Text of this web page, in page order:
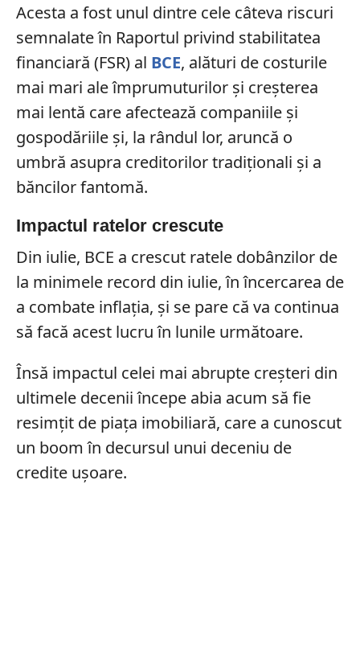
Acesta a fost unul dintre cele câteva riscuri
semnalate în Raportul privind stabilitatea
financiară (FSR) al BCE, alături de costurile
mai mari ale împrumuturilor și creșterea
mai lentă care afectează companiile și
gospodăriile și, la rândul lor, aruncă o
umbră asupra creditorilor tradiționali și a
băncilor fantomă.
Impactul ratelor crescute
Din iulie, BCE a crescut ratele dobânzilor de
la minimele record din iulie, în încercarea de
a combate inflația, și se pare că va continua
să facă acest lucru în lunile următoare.
Însă impactul celei mai abrupte creșteri din
ultimele decenii începe abia acum să fie
resimțit de piața imobiliară, care a cunoscut
un boom în decursul unui deceniu de
credite ușoare.